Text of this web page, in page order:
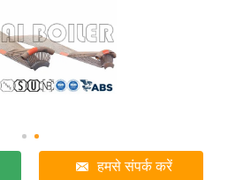
हमसे संपर्क करें